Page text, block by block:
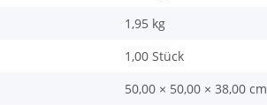
1,95 kg
1,00 Stück
50,00 × 50,00 × 38,00 cm